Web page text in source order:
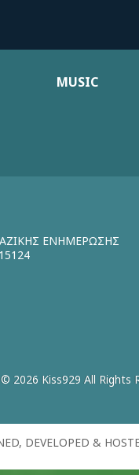
MUSIC
ΕΝΗΜΕΡΩΣΗΣ
© 2026 Kiss929 All Rights
DEVELOPED &